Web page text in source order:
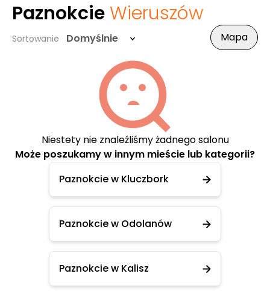
Paznokcie Wieruszów
Sortowanie Domyślnie Mapa
Niestety nie znaleźliśmy żadnego salonu
Może poszukamy w innym mieście lub kategorii?
Paznokcie w Kluczbork
Paznokcie w Odolanów
Paznokcie w Kalisz